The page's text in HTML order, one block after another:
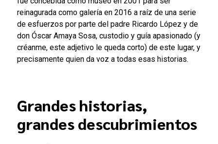
reinagurada como galería en 2016 a raíz de una serie
de esfuerzos por parte del padre Ricardo López y de
don Óscar Amaya Sosa, custodio y guía apasionado (y
créanme, este adjetivo le queda corto) de este lugar, y
precisamente quien da voz a todas esas historias.
Grandes historias,
grandes descubrimientos